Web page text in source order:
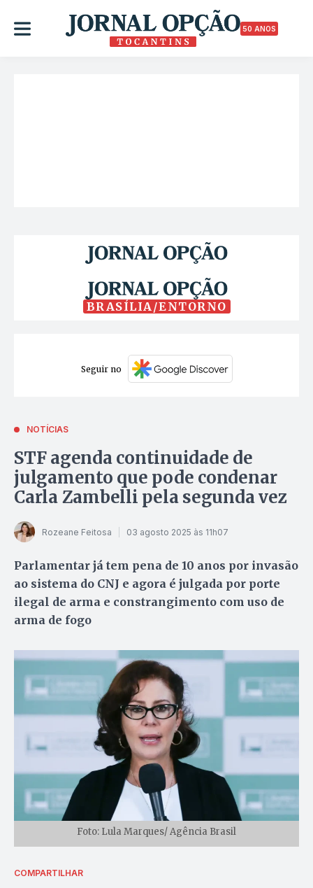
50 ANOS
BRASÍLIA/ENTORNO
Seguir no
NOTÍCIAS
STF agenda continuidade de
julgamento que pode condenar
Carla Zambelli pela segunda vez
Rozeane Feitosa 03 agosto 2025 às 11h07
Parlamentar já tem pena de 10 anos por invasão
ao sistema do CNJ e agora é julgada por porte
ilegal de arma e constrangimento com uso de
arma de fogo
Foto: Lula Marques/ Agência Brasil
COMPARTILHAR